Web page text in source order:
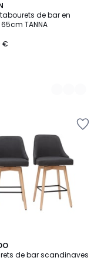
de bar en
TANNA
€
de bar scandinaves